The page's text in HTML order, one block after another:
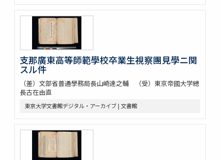
支那廣東高等師範學校卒業生視察團見學ニ関
スル件
（差）文部省普通學務局長山崎達之輔 （受）東京帝國大学總
長古在由直
東京大学文書館デジタル・アーカイブ | 文書館